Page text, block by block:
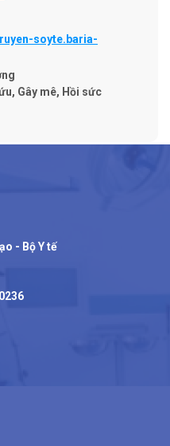
soyte.baria-
Gây mê, Hồi sức
- Bộ Y tế